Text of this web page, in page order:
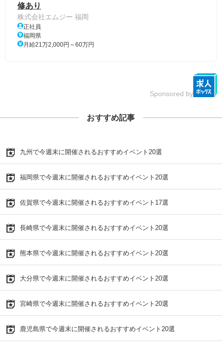
修あり
株式会社エムジー 福岡
正社員
福岡県
月給21万2,000円～60万円
Sponsored by
おすすめ記事
九州で今週末に開催されるおすすめイベント20選
福岡県で今週末に開催されるおすすめイベント20選
佐賀県で今週末に開催されるおすすめイベント17選
長崎県で今週末に開催されるおすすめイベント20選
熊本県で今週末に開催されるおすすめイベント20選
大分県で今週末に開催されるおすすめイベント20選
宮崎県で今週末に開催されるおすすめイベント20選
鹿児島県で今週末に開催されるおすすめイベント20選